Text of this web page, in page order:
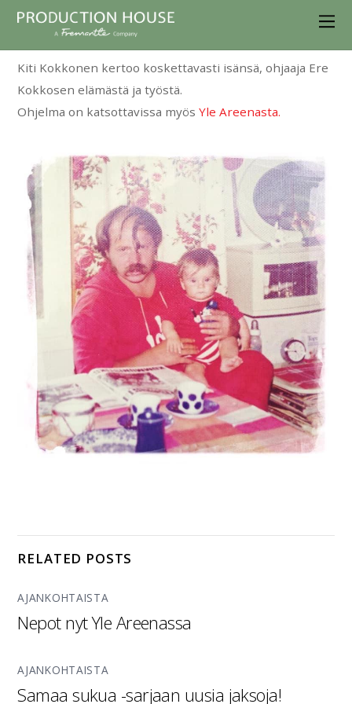
Kiti Kokkonen kertoo koskettavasti isänsä, ohjaaja Ere
Kokkosen elämästä ja työstä.
Ohjelma on katsottavissa myösYle Areenasta.
RELATED POSTS
AJANKOHTAISTA
Nepot nyt Yle Areenassa
AJANKOHTAISTA
Samaa sukua -sarjaan uusia jaksoja!